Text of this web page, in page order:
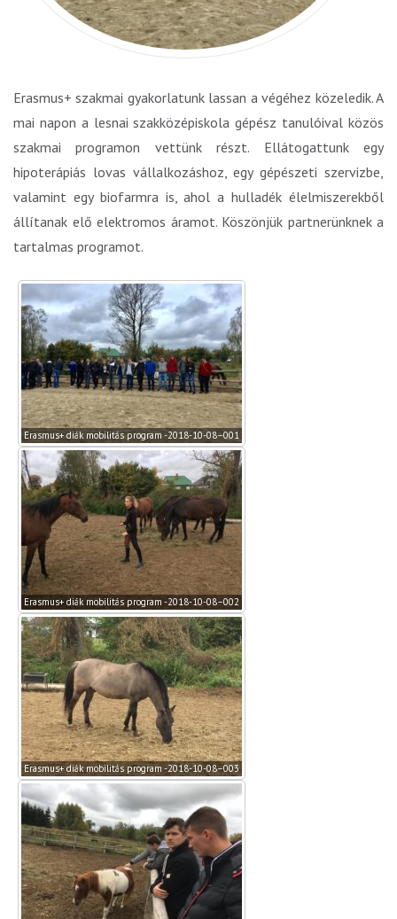
Erasmus+ szakmai gyakorlatunk lassan a végéhez közeledik. A
mai napon a lesnai szakközépiskola gépész tanulóival közös
szakmai programon vettünk részt. Ellátogattunk egy
hipoterápiás lovas vállalkozáshoz, egy gépészeti szervizbe,
valamint egy biofarmra is, ahol a hulladék élelmiszerekből
állítanak elő elektromos áramot. Köszönjük partnerünknek a
tartalmas programot.
Erasmus+ diák mobilitás program -2018-10-08–001
Erasmus+ diák mobilitás program -2018-10-08–002
Erasmus+ diák mobilitás program -2018-10-08–003